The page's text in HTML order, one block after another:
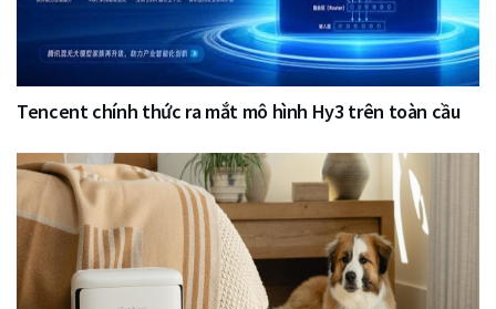
Tencent chính thức ra mắt mô hình Hy3 trên toàn cầu